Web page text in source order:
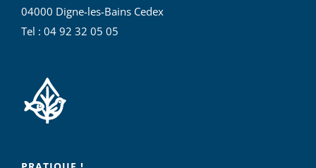
04000 Digne-les-Bains Cedex
Tel : 04 92 32 05 05